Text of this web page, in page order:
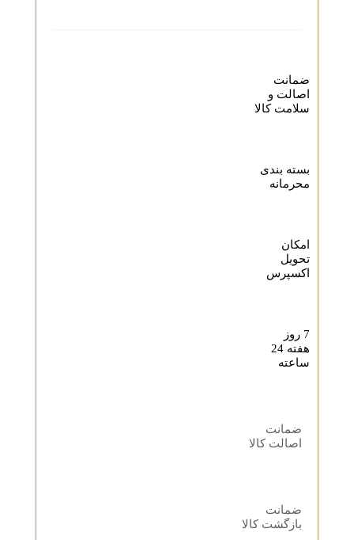
ضمانت
اصالت و
سلامت کالا
بسته بندی
محرمانه
تحویل
اکسپرس
هفته 24
ساعته
ضمانت
اصالت کالا
ضمانت
بازگشت کالا